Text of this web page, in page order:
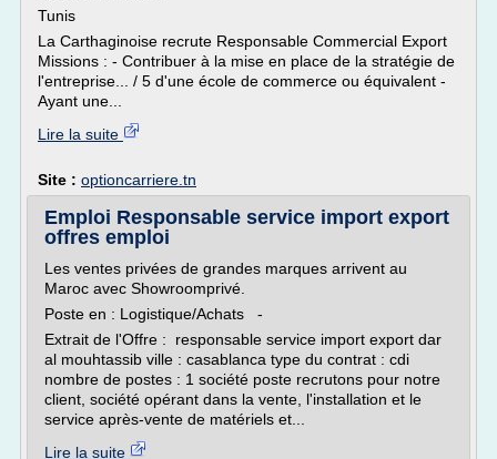
Tunis
La Carthaginoise recrute Responsable Commercial Export
Missions : - Contribuer à la mise en place de la stratégie de
l'entreprise... / 5 d'une école de commerce ou équivalent -
Ayant une...
Lire la suite
Site : optioncarriere.tn
Emploi Responsable service import export
offres emploi
Les ventes privées de grandes marques arrivent au
Maroc avec Showroomprivé.
Poste en : Logistique/Achats -
Extrait de l'Offre : responsable service import export dar
al mouhtassib ville : casablanca type du contrat : cdi
nombre de postes : 1 société poste recrutons pour notre
client, société opérant dans la vente, l'installation et le
service après-vente de matériels et...
Lire la suite